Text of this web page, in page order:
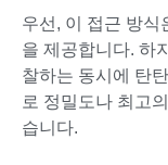
우선, 이 접근 방식
을 제공합니다. 하
찰하는 동시에 탄
로 정밀도나 최고
습니다.